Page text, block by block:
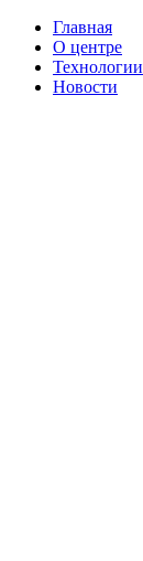
Главная
О центре
Технологии
Новости